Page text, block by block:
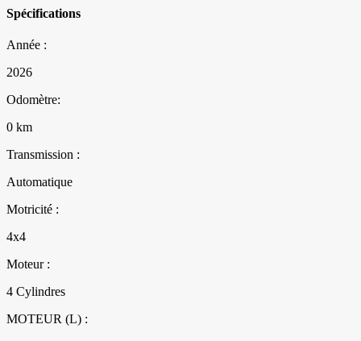
Spécifications
Année :
2026
Odomètre:
0 km
Transmission :
Automatique
Motricité :
4x4
Moteur :
4 Cylindres
MOTEUR (L) :